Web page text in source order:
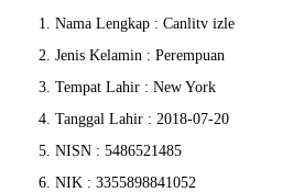
1. Nama Lengkap : Canlitv izle
2. Jenis Kelamin : Perempuan
3. Tempat Lahir : New York
4. Tanggal Lahir : 2018-07-20
5. NISN : 5486521485
6. NIK : 3355898841052